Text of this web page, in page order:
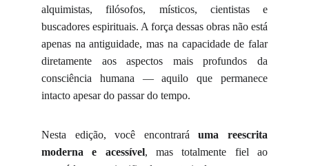
alquimistas, filósofos, místicos, cientistas e
buscadores espirituais. A força dessas obras não está
apenas na antiguidade, mas na capacidade de falar
diretamente aos aspectos mais profundos da
consciência humana — aquilo que permanece
intacto apesar do passar do tempo.
Nesta edição, você encontraráuma reescrita
moderna e acessível, mas totalmente fiel ao